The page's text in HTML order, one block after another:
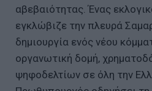
αβεβαιότητας. Ένας
εγκλώβιζε την πλευρά
δημιουργία ενός νέου
οργανωτική δομή,
ψηφοδελτίων σε όλη την